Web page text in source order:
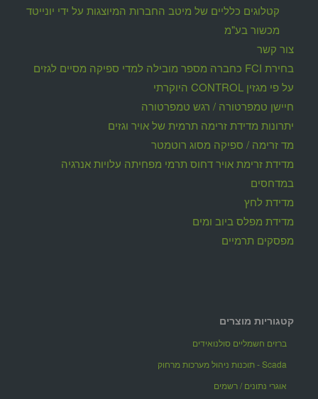
קטלוגים כלליים של מיטב החברות המיוצגות על ידי יונייטד
מכשור בע"מ
צור קשר
בחירת FCI כחברה מספר מובילה למדי ספיקה מסיים לגזים
על פי מגזין CONTROL היוקרתי
חיישן טמפרטורה / רגש טמפרטורה
יתרונות מדידת זרימה תרמית של אויר וגזים
מד זרימה / ספיקה מסוג רוטמטר
מדידת זרימת אויר דחוס תרמי מפחיתה עלויות אנרגיה
במדחסים
מדידת לחץ
מדידת מפלס ביוב ומים
מפסקים תרמיים
קטגוריות מוצרים
ברזים חשמליים סולנואידים
Scada - תוכנות ניהול מערכות מרחוק
אוגרי נתונים / רשמים